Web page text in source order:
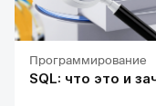
Программирование
SQL: что это и